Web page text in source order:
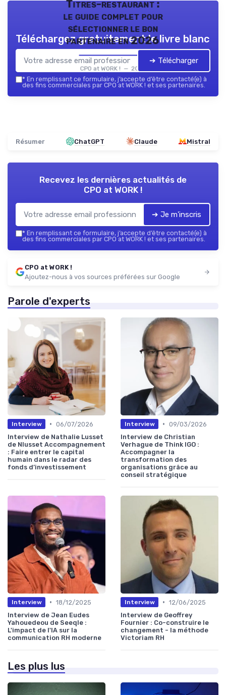
Titres-restaurant :
le guide complet pour
sélectionner le bon
partenaire en 2026
CPO at WORK ! — 2026
Téléchargez gratuitement le livre blanc
➔ Télécharger
* En remplissant ce formulaire, j’accepte d’être contacté(e) à
des fins commerciales par CPO at WORK ! et ses partenaires.
Résumer ChatGPT Claude Mistral
Recevez les dernières actualités de
CPO at WORK !
➔ Je m'inscris
* En remplissant ce formulaire, j’accepte d’être contacté(e) à
des fins commerciales par CPO at WORK ! et ses partenaires.
CPO at WORK !
Ajoutez-nous à vos sources préférées sur Google
Parole d'experts
Interview • 06/07/2026
Interview de Nathalie Lusset
de Nlusset Accompagnement
: Faire entrer le capital
humain dans le radar des
fonds d’investissement
Interview • 09/03/2026
Interview de Christian
Verhague de Think IGO :
Accompagner la
transformation des
organisations grâce au
conseil stratégique
Interview • 18/12/2025
Interview de Jean Eudes
Yahouedeou de Seeqle :
L'impact de l'IA sur la
communication RH moderne
Interview • 12/06/2025
Interview de Geoffrey
Fournier : Co-construire le
changement - la méthode
Victoriam RH
Les plus lus